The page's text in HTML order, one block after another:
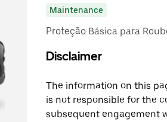
Maintenance
Proteção Básica para
Disclaimer
The information on this
is not responsible for the
subsequent engagement